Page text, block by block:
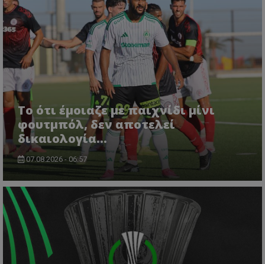
Το ότι έμοιαζε με παιχνίδι μίνι
φουτμπόλ, δεν αποτελεί
δικαιολογία…
07.08.2026 - 06:57